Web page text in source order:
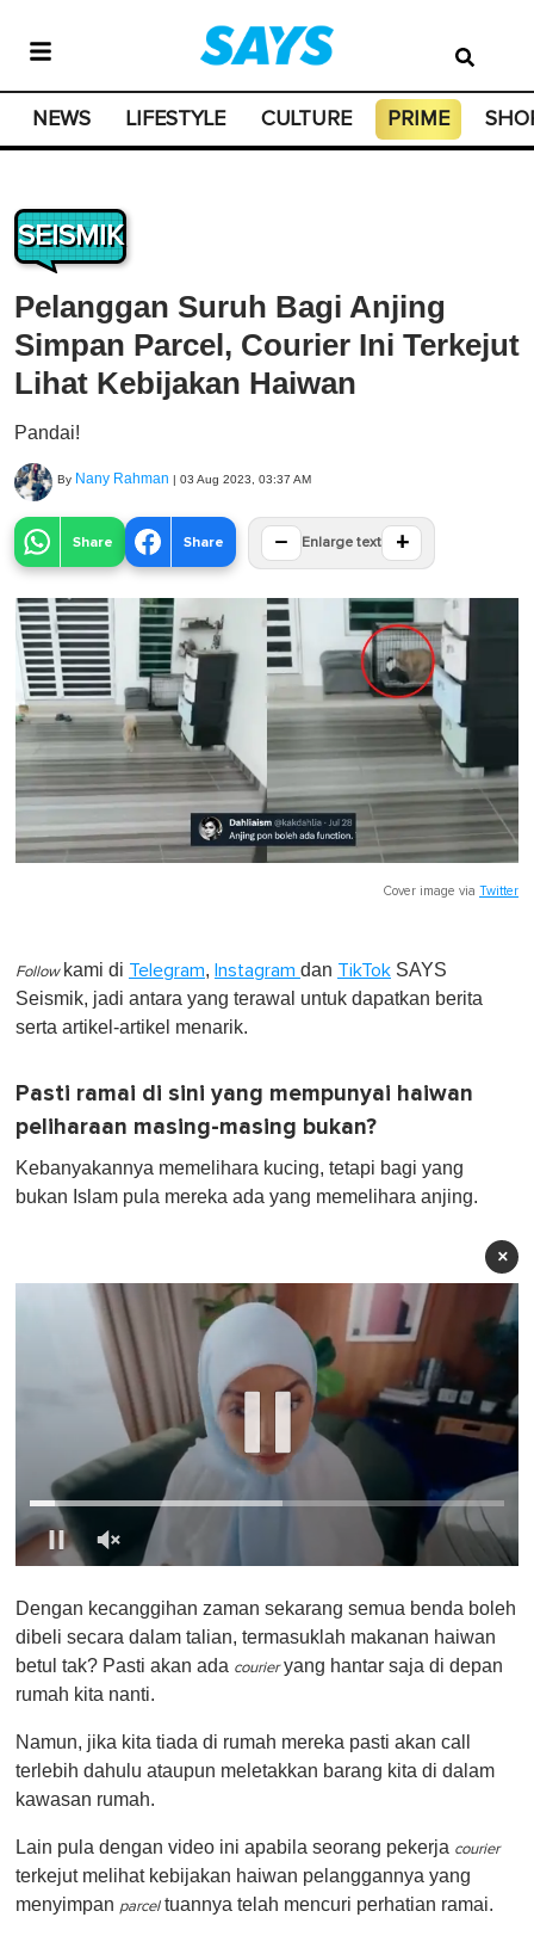
NEWS LIFESTYLE CULTURE PRIME
SEISMIK
Pelanggan Suruh Bagi Anjing
Simpan Parcel, Courier Ini Terkejut
Lihat Kebijakan Haiwan
Pandai!
By Nany Rahman | 03 Aug 2023, 03:37 AM
Share Share − Enlarge text +
Cover image via Twitter
Follow kami di Telegram, Instagram dan TikTok SAYS
Seismik, jadi antara yang terawal untuk dapatkan berita
serta artikel-artikel menarik.
Pasti ramai di sini yang mempunyai haiwan
peliharaan masing-masing bukan?
Kebanyakannya memelihara kucing, tetapi bagi yang
bukan Islam pula mereka ada yang memelihara anjing.
×
f
1
i
n
e
,
Dengan kecanggihan zaman sekarang semua benda boleh
dibeli secara dalam talian, termasuklah makanan haiwan
betul tak? Pasti akan ada courieryang hantar saja di depan
rumah kita nanti.
Namun, jika kita tiada di rumah mereka pasti akan call
terlebih dahulu ataupun meletakkan barang kita di dalam
kawasan rumah.
Lain pula dengan video ini apabila seorang pekerja courier
terkejut melihat kebijakan haiwan pelanggannya yang
menyimpan parceltuannya telah mencuri perhatian ramai.